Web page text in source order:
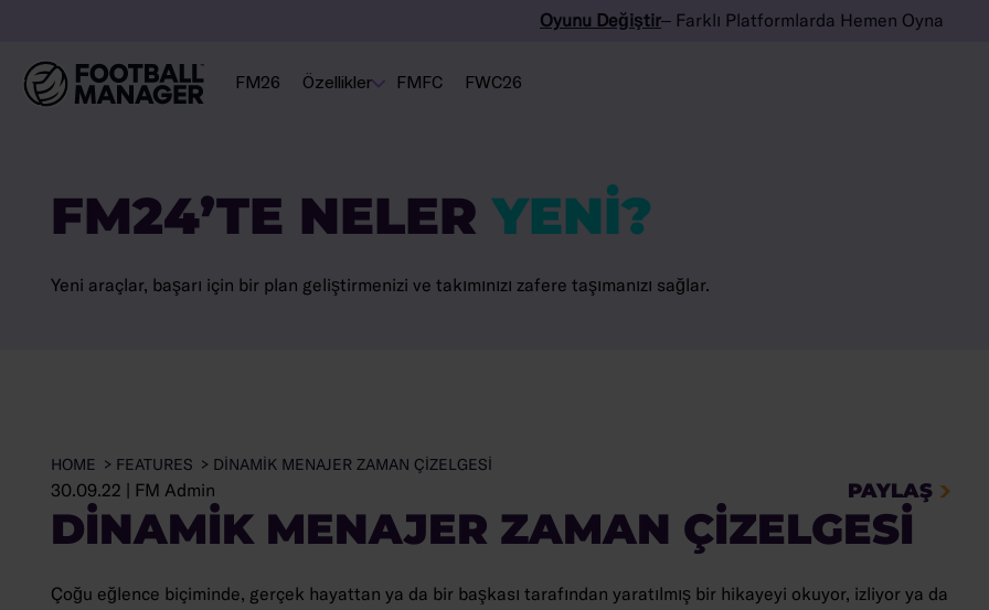
Oyunu Değiştir– Farklı Platformlarda Hemen Oyna
FM26 Özellikler FMFC FWC26
FM24’TE NELERYENI?
Yeni araçlar, başarı için bir plan geliştirmenizi ve takımınızı zafere taşımanızı sağlar.
HOME FEATURES DINAMIK MENAJER ZAMAN ÇIZELGESI
30.09.22 | FM Admin PAYLAŞ
DINAMIK MENAJER ZAMAN ÇIZELGESI
Çoğu eğlence biçiminde, gerçek hayattan ya da bir başkası tarafından yaratılmış bir hikayeyi okuyor, izliyor ya da